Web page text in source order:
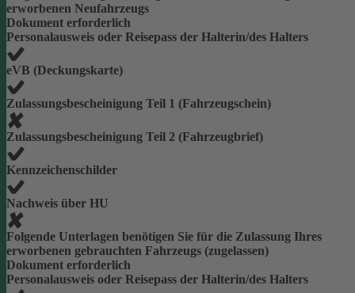
erworbenen Neufahrzeugs
Dokument erforderlich
Personalausweis oder Reisepass der Halterin/des Halters
eVB (Deckungskarte)
Zulassungsbescheinigung Teil 1 (Fahrzeugschein)
Zulassungsbescheinigung Teil 2 (Fahrzeugbrief)
Kennzeichenschilder
Nachweis über HU
Folgende Unterlagen benötigen Sie für die Zulassung Ihres
erworbenen gebrauchten Fahrzeugs (zugelassen)
Dokument erforderlich
Personalausweis oder Reisepass der Halterin/des Halters